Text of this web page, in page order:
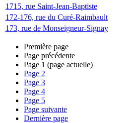
1715, rue Saint-Jean-Baptiste
172-176, rue du Curé-Raimbault
173, rue de Monseigneur-Signay
Première page
Page précédente
Page 1 (page actuelle)
Page 2
Page 3
Page 4
Page 5
Page suivante
Dernière page